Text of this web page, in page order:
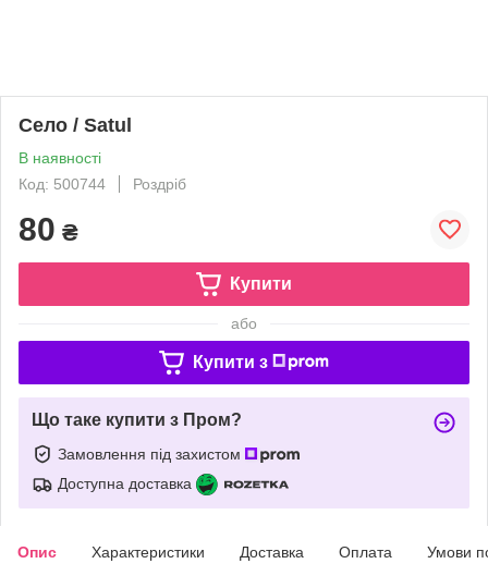
Село / Satul
В наявності
Код: 500744
Роздріб
80 ₴
Купити
або
Купити з
Що таке купити з Пром?
Замовлення під захистом
Доступна доставка
Опис Характеристики Доставка Оплата Умови